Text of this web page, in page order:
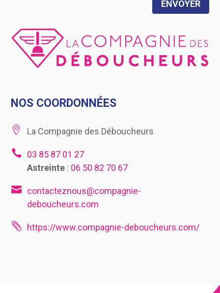
ENVOYER
NOS COORDONNÉES
 La Compagnie des Déboucheurs

03 85 87 01 27
Astreinte: 06 50 82 70 67
 contacteznous@compagnie-
deboucheurs.com
 https://www.compagnie-deboucheurs.com/